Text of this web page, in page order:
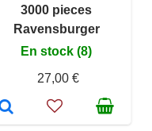
3000 pieces
Ravensburger
En stock (8)
27,00 €